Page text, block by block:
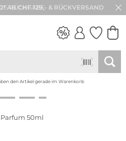
RÜCKGABE
den Artikel gerade im Warenkorb
50ml